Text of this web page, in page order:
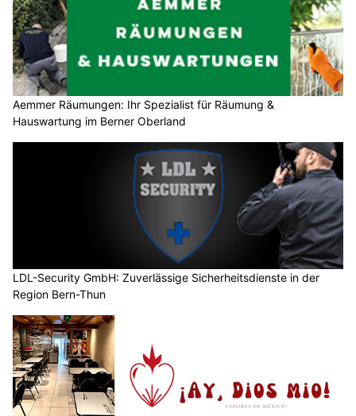
Aemmer Räumungen: Ihr Spezialist für Räumung &
Hauswartung im Berner Oberland
LDL-Security GmbH: Zuverlässige Sicherheitsdienste in der
Region Bern-Thun